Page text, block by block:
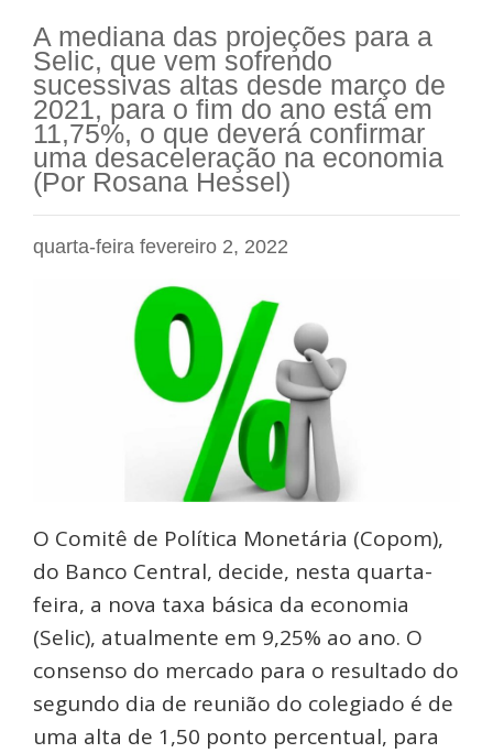
A mediana das projeções para a
Selic, que vem sofrendo
sucessivas altas desde março de
2021, para o fim do ano está em
11,75%, o que deverá confirmar
uma desaceleração na economia
(Por Rosana Hessel)
quarta-feira fevereiro 2, 2022
O Comitê de Política Monetária (Copom),
do Banco Central, decide, nesta quarta-
feira, a nova taxa básica da economia
(Selic), atualmente em 9,25% ao ano. O
consenso do mercado para o resultado do
segundo dia de reunião do colegiado é de
uma alta de 1,50 ponto percentual, para